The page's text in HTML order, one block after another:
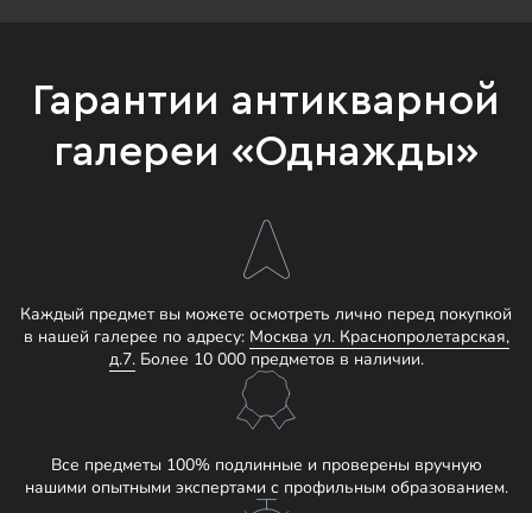
Гарантии антикварной
галереи «Однажды»
Каждый предмет вы можете осмотреть лично перед покупкой
в нашей галерее по адресу: Москва ул. Краснопролетарская,
д.7.Более 10 000 предметов в наличии.
Все предметы 100% подлинные и проверены вручную
нашими опытными экспертами с профильным образованием.